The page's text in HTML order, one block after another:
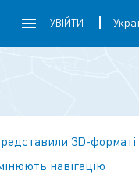
УВІЙТИ
3D-форматі
навігацію